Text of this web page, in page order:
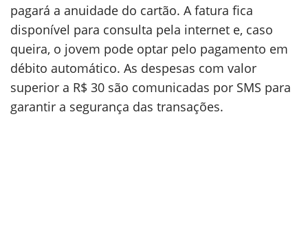
pagará a anuidade do cartão. A fatura fica
disponível para consulta pela internet e, caso
queira, o jovem pode optar pelo pagamento em
débito automático. As despesas com valor
superior a R$ 30 são comunicadas por SMS para
garantir a segurança das transações.